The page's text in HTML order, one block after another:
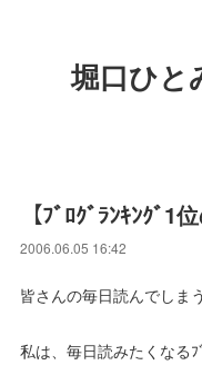
堀口ひ
【ﾌﾞﾛｸﾞﾗﾝｷﾝｸﾞ
2006.06.05 16:42
皆さんの毎日読んでしま
私は、毎日読みたくなるﾌ